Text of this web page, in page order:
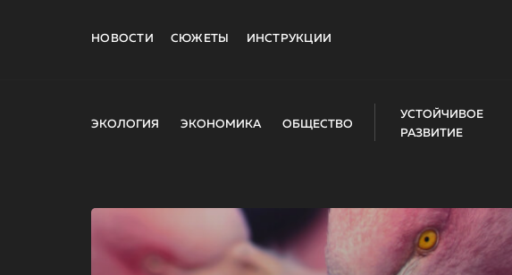
НОВОСТИ СЮЖЕТЫ ИНСТРУКЦИИ
ЭКОЛОГИЯ ЭКОНОМИКА ОБЩЕСТВО
УСТОЙЧИВОЕ
РАЗВИТИЕ